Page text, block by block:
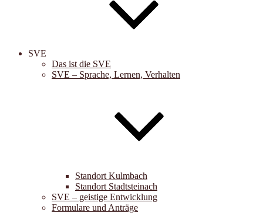
SVE
Das ist die SVE
SVE – Sprache, Lernen, Verhalten
Standort Kulmbach
Standort Stadtsteinach
SVE – geistige Entwicklung
Formulare und Anträge